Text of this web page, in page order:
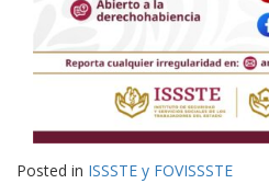
Posted in ISSSTE y FOVISSSTE